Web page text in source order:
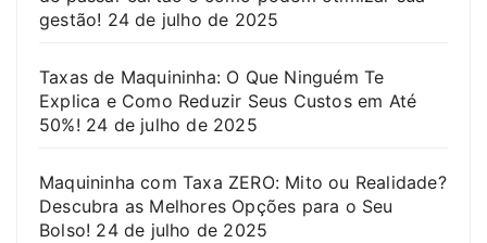
gestão! 24 de julho de 2025
Taxas de Maquininha: O Que Ninguém Te
Explica e Como Reduzir Seus Custos em Até
50%! 24 de julho de 2025
Maquininha com Taxa ZERO: Mito ou Realidade?
Descubra as Melhores Opções para o Seu
Bolso! 24 de julho de 2025